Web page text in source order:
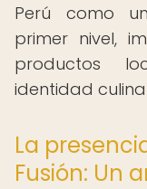
Perú como
primer nivel,
productos
identidad
La
Fusión: Un